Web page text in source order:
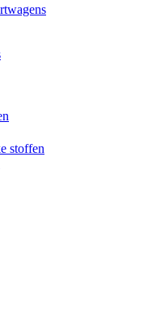
stoffen